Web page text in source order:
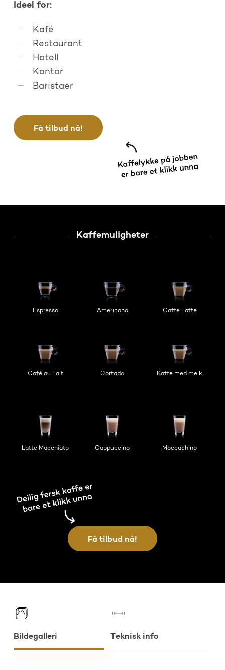
Ideel for:
Kafé
Restaurant
Hotell
Kontor
Baristaer
Få tilbud nå!
Kaffemuligheter
Espresso Americano Caffè Latte
Café au Lait Cortado Kaffe med melk
Latte Macchiato Cappuccino Moccachino
Få tilbud nå!
Bildegalleri Teknisk info